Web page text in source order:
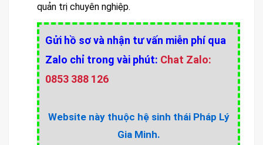
quản trị chuyên nghiệp.
Gửi hồ sơ và nhận tư vấn miễn phí qua
Zalo chỉ trong vài phút: Chat Zalo:
0853 388 126
Website này thuộc hệ sinh thái Pháp Lý
Gia Minh.